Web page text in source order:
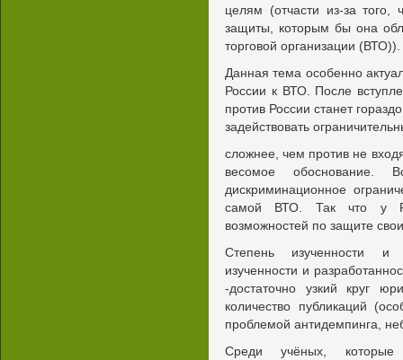
целям (отчасти из-за того,
защиты, которым бы она
торговой организации (ВТО)).
Данная тема особенно
России к ВТО. После
против России станет
задействовать
сложнее, чем против не
весомое обоснование.
дискриминационное
самой ВТО. Так что у
возможностей по защите
Степень изученности и
изученности и
-достаточно узкий круг
количество публикаций
проблемой антидемпинга,
Среди учёных, которые